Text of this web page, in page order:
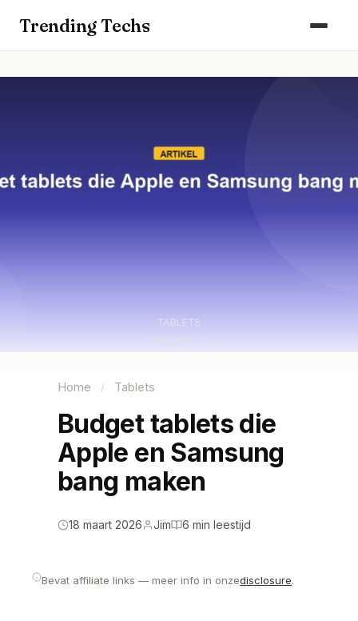
Trending Techs
Keuken & Huishouden
Smart Home & Beveiliging
Kantoor & Werkplek
Home / Tablets
Budget tablets die
Apple en Samsung
bang maken
18 maart 2026 Jim 6 min leestijd
Bevat affiliate links — meer info in onzedisclosure.